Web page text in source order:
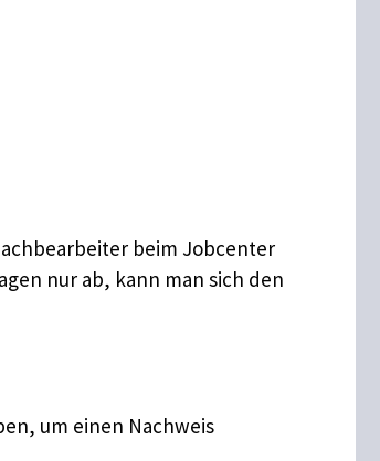
beim Jobcenter
nur ab, kann man sich den
um einen Nachweis